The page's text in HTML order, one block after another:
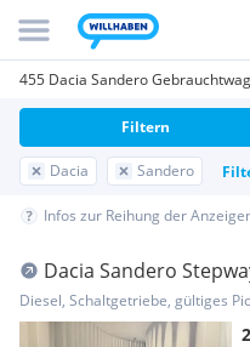
455 Dacia Sandero
Dacia Sandero
Filtern
Infos zur Reihung der
Dacia Sandero
Diesel, Schaltgetriebe, gültiges